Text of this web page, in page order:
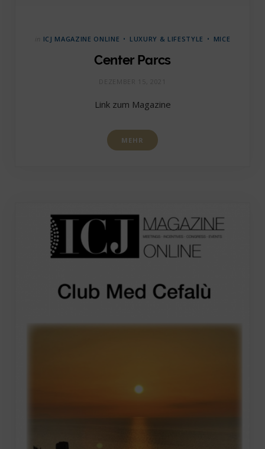
ICJ MAGAZINE ONLINE LUXURY & LIFESTYLE MICE
Center Parcs
Link zum Magazine
MEHR